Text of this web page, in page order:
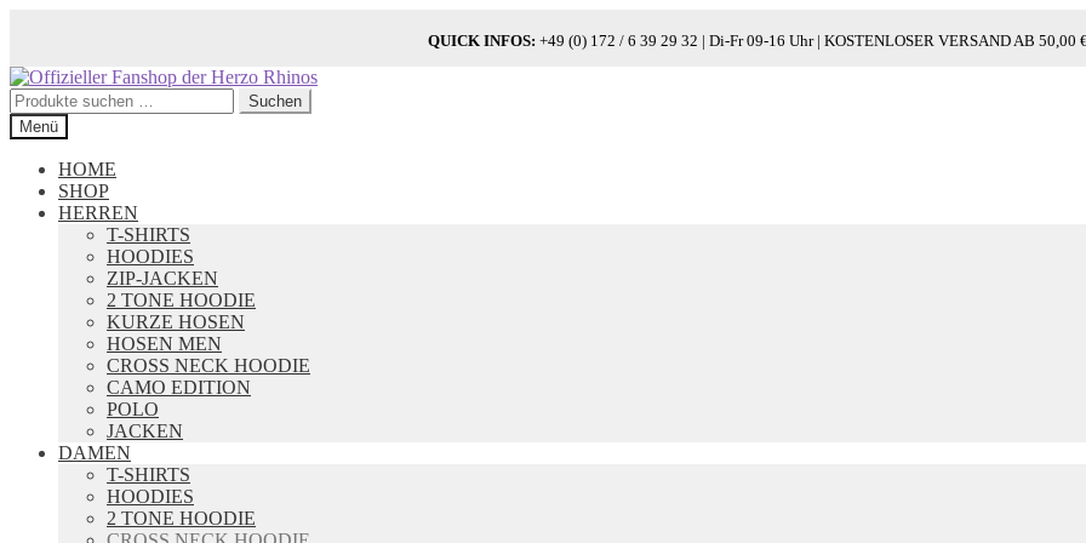
QUICK INFOS: +49 (0) 172 / 6 39 29 32 | Di-Fr 09-16 Uhr | KOSTENLOSER VERSAND AB 50,00
Zur
Navigation
springen
Zum
Inhalt
springen
Suchen
nach:
Suchen
Menü
HOME
SHOP
HERREN
T-SHIRTS
HOODIES
ZIP-JACKEN
2 TONE HOODIE
KURZE HOSEN
HOSEN MEN
CROSS NECK HOODIE
CAMO EDITION
POLO
JACKEN
DAMEN
T-SHIRTS
HOODIES
2 TONE HOODIE